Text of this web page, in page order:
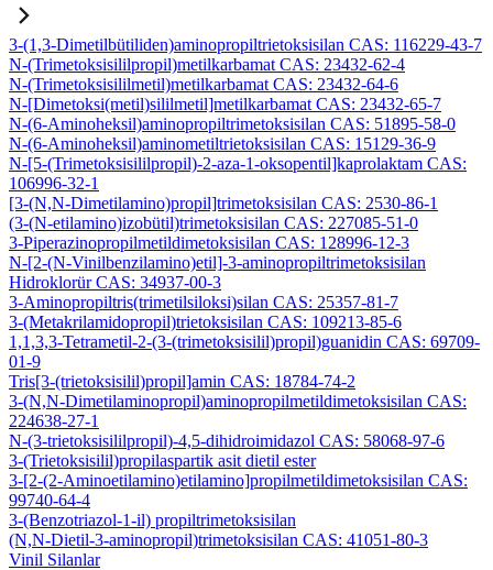
3-(1,3-Dimetilbütiliden)aminopropiltrietoksisilan CAS: 116229-43-7
N-(Trimetoksisililpropil)metilkarbamat CAS: 23432-62-4
N-(Trimetoksisililmetil)metilkarbamat CAS: 23432-64-6
N-[Dimetoksi(metil)sililmetil]metilkarbamat CAS: 23432-65-7
N-(6-Aminoheksil)aminopropiltrimetoksisilan CAS: 51895-58-0
N-(6-Aminoheksil)aminometiltrietoksisilan CAS: 15129-36-9
N-[5-(Trimetoksisililpropil)-2-aza-1-oksopentil]kaprolaktam CAS:
106996-32-1
[3-(N,N-Dimetilamino)propil]trimetoksisilan CAS: 2530-86-1
(3-(N-etilamino)izobütil)trimetoksisilan CAS: 227085-51-0
3-Piperazinopropilmetildimetoksisilan CAS: 128996-12-3
N-[2-(N-Vinilbenzilamino)etil]-3-aminopropiltrimetoksisilan
Hidroklorür CAS: 34937-00-3
3-Aminopropiltris(trimetilsiloksi)silan CAS: 25357-81-7
3-(Metakrilamidopropil)trietoksisilan CAS: 109213-85-6
1,1,3,3-Tetrametil-2-(3-(trimetoksisilil)propil)guanidin CAS: 69709-
01-9
Tris[3-(trietoksisilil)propil]amin CAS: 18784-74-2
3-(N,N-Dimetilaminopropil)aminopropilmetildimetoksisilan CAS:
224638-27-1
N-(3-trietoksisililpropil)-4,5-dihidroimidazol CAS: 58068-97-6
3-(Trietoksisilil)propilaspartik asit dietil ester
3-[2-(2-Aminoetilamino)etilamino]propilmetildimetoksisilan CAS:
99740-64-4
3-(Benzotriazol-1-il) propiltrimetoksisilan
(N,N-Dietil-3-aminopropil)trimetoksisilan CAS: 41051-80-3
Vinil Silanlar